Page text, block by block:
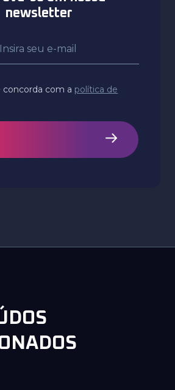
newsletter
concorda com a política de